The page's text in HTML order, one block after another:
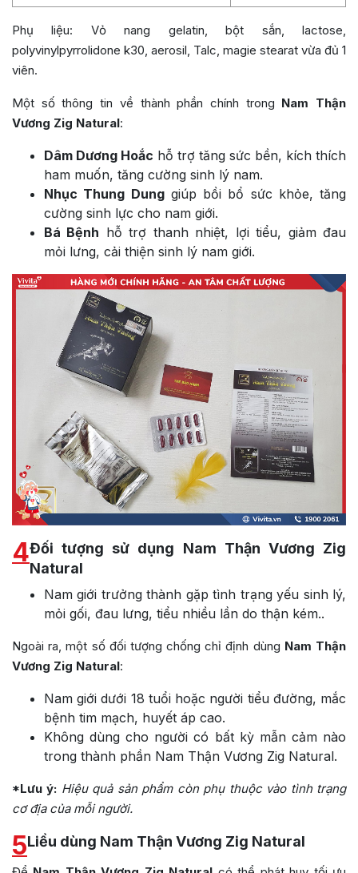
Phụ liệu: Vỏ nang gelatin, bột sắn, lactose,
polyvinylpyrrolidone k30, aerosil, Talc, magie stearat vừa đủ 1
viên.
Một số thông tin về thành phần chính trong Nam Thận
Vương Zig Natural:
Dâm Dương Hoắc hỗ trợ tăng sức bền, kích thích
ham muốn, tăng cường sinh lý nam.
Nhục Thung Dunggiúp bồi bổ sức khỏe, tăng
cường sinh lực cho nam giới.
Bá Bệnh hỗ trợ thanh nhiệt, lợi tiểu, giảm đau
mỏi lưng, cải thiện sinh lý nam giới.
4Đối tượng sử dụng Nam Thận Vương Zig
Natural
Nam giới trưởng thành gặp tình trạng yếu sinh lý,
mỏi gối, đau lưng, tiểu nhiều lần do thận kém..
Ngoài ra, một số đối tượng chống chỉ định dùng Nam Thận
Vương Zig Natural:
Nam giới dưới 18 tuổi hoặc người tiểu đường, mắc
bệnh tim mạch, huyết áp cao.
Không dùng cho người có bất kỳ mẫn cảm nào
trong thành phần Nam Thận Vương Zig Natural.
*Lưu ý: Hiệu quả sản phẩm còn phụ thuộc vào tình trạng
cơ địa của mỗi người.
5Liều dùng Nam Thận Vương Zig Natural